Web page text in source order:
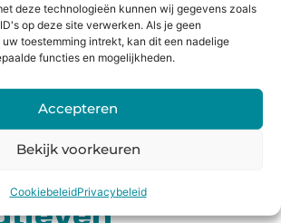
deze technologieën kunnen wij gegevens zoals
op deze site verwerken. Als je geen
toestemming intrekt, kan dit een nadelige
functies en mogelijkheden.
Accepteren
Bekijk voorkeuren
CookiebeleidPrivacybeleid
dagen
rmijn
Fysieke Webwink
keurmerk